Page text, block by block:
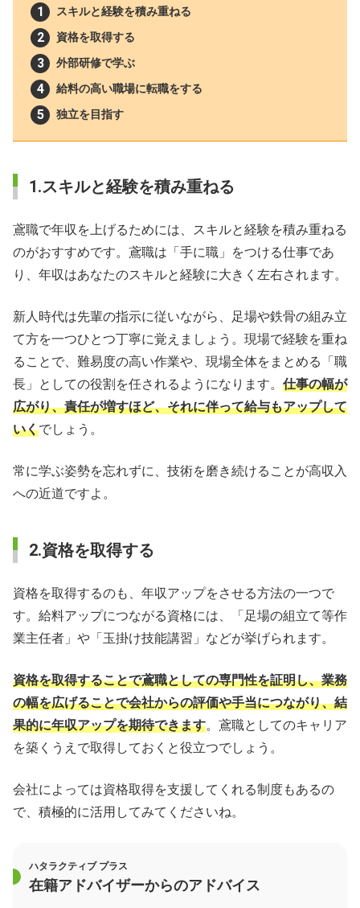
スキルと経験を積み重ねる
資格を取得する
外部研修で学ぶ
給料の高い職場に転職をする
独立を目指す
1.スキルと経験を積み重ねる
鳶職で年収を上げるためには、スキルと経験を積み重ねる
のがおすすめです。鳶職は「手に職」をつける仕事であ
り、年収はあなたのスキルと経験に大きく左右されます。
新人時代は先輩の指示に従いながら、足場や鉄骨の組み立
て方を一つひとつ丁寧に覚えましょう。現場で経験を重ね
ることで、難易度の高い作業や、現場全体をまとめる「職
長」としての役割を任されるようになります。 仕事の幅が
広がり、責任が増すほど、それに伴って給与もアップして
いくでしょう。
常に学ぶ姿勢を忘れずに、技術を磨き続けることが高収入
への近道ですよ。
2.資格を取得する
資格を取得するのも、年収アップをさせる方法の一つで
す。給料アップにつながる資格には、「足場の組立て等作
業主任者」や「玉掛け技能講習」などが挙げられます。
資格を取得することで鳶職としての専門性を証明し、業務
の幅を広げることで会社からの評価や手当につながり、結
果的に年収アップを期待できます。鳶職としてのキャリア
を築くうえで取得しておくと役立つでしょう。
会社によっては資格取得を支援してくれる制度もあるの
で、積極的に活用してみてくださいね。
ハタラクティブ プラス
在籍アドバイザーからのアドバイス